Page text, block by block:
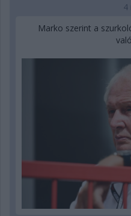
4
Marko szerint a